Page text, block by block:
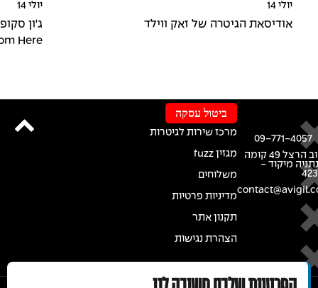
יולי 14
אודיסאת הגיטרה של זאק ווילד
יולי 14
Here
רחוב הרצל 49 קומה
מיקוד -
09-771-4057
ביטול עסקה
מרכז שירות לגיטרות
מגזין fuzz
משלוחים
מדיניות פרטיות
תקנון אתר
הצהרת נגישות